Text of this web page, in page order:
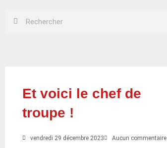
Et voici le chef de
troupe !
vendredi 29 décembre 2023 Aucun commentaire